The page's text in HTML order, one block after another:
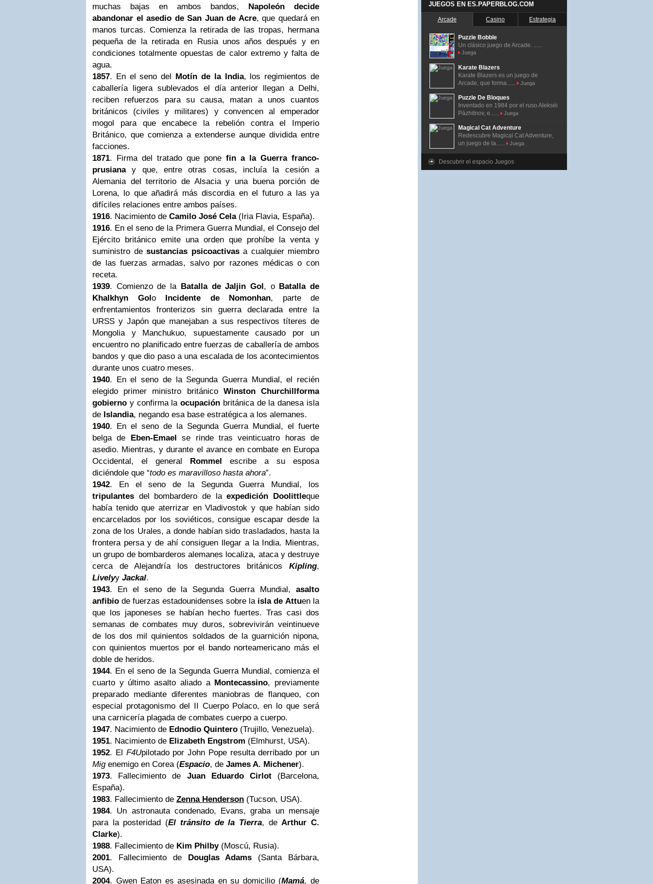
muchas bajas en ambos bandos, Napoleón decide
abandonar el asedio de San Juan de Acre, que quedará en
manos turcas. Comienza la retirada de las tropas, hermana
pequeña de la retirada en Rusia unos años después y en
condiciones totalmente opuestas de calor extremo y falta de
agua.
1857. En el seno del Motín de la India, los regimientos de
caballería ligera sublevados el día anterior llegan a Delhi,
reciben refuerzos para su causa, matan a unos cuantos
británicos (civiles y militares) y convencen al emperador
mogol para que encabece la rebelión contra el Imperio
Británico, que comienza a extenderse aunque dividida entre
facciones.
1871. Firma del tratado que pone fin a la Guerra franco-
prusianay que, entre otras cosas, incluía la cesión a
Alemania del territorio de Alsacia y una buena porción de
Lorena, lo que añadirá más discordia en el futuro a las ya
difíciles relaciones entre ambos países.
1916. Nacimiento de Camilo José Cela(Iria Flavia, España).
1916. En el seno de la Primera Guerra Mundial, el Consejo del
Ejército británico emite una orden que prohíbe la venta y
suministro de sustancias psicoactivasa cualquier miembro
de las fuerzas armadas, salvo por razones médicas o con
receta.
1939. Comienzo de la Batalla de Jaljin Gol, o Batalla de
Khalkhyn Golo Incidente de Nomonhan, parte de
enfrentamientos fronterizos sin guerra declarada entre la
URSS y Japónque manejaban a sus respectivos títeres de
Mongolia y Manchukuo, supuestamente causado por un
encuentro no planificado entre fuerzas de caballería de ambos
bandos y que dio paso a una escalada de los acontecimientos
durante unos cuatro meses.
1940. En el seno de la Segunda Guerra Mundial, el recién
elegido primer ministro británico Winston Churchillforma
gobierno y confirma laocupación británica de la danesa isla
de Islandia, negando esa base estratégica a los alemanes.
1940. En el seno de la Segunda Guerra Mundial, el fuerte
belga de Eben-Emael se rinde tras veinticuatro horas de
asedio. Mientras, y durante el avance en combate en Europa
Occidental, el general Rommel escribe a su esposa
diciéndole que “todo es maravilloso hasta ahora”.
1942. En el seno de la Segunda Guerra Mundial, los
tripulantes del bombardero de laexpedición Doolittleque
había tenido que aterrizar en Vladivostok y que habían sido
encarcelados por los soviéticos, consigue escapar desde la
zona de los Urales, a donde habían sido trasladados, hasta la
frontera persa y de ahí consiguen llegar a la India. Mientras,
un grupo de bombarderos alemanes localiza, ataca y destruye
cerca de Alejandría los destructores británicos Kipling,
Livelyy Jackal.
1943. En el seno de la Segunda Guerra Mundial,asalto
anfibio de fuerzas estadounidenses sobre la isla de Attuen la
que los japoneses se habían hecho fuertes. Tras casi dos
semanas de combates muy duros, sobrevivirán veintinueve
de los dos mil quinientos soldados de la guarnición nipona,
con quinientos muertos por el bando norteamericano más el
doble de heridos.
1944. En el seno de la Segunda Guerra Mundial, comienza el
cuarto y último asalto aliado a Montecassino, previamente
preparado mediante diferentes maniobras de flanqueo, con
especial protagonismo del II Cuerpo Polaco, en lo que será
una carnicería plagada de combates cuerpo a cuerpo.
1947. Nacimiento de Ednodio Quintero (Trujillo, Venezuela).
1951. Nacimiento de Elizabeth Engstrom (Elmhurst, USA).
1952. El F4Upilotado por John Pope resulta derribado por un
Mig enemigo en Corea (Espacio, de James A. Michener).
1973. Fallecimiento de Juan Eduardo Cirlot (Barcelona,
España).
1983. Fallecimiento de Zenna Henderson (Tucson, USA).
1984. Un astronauta condenado, Evans, graba un mensaje
para la posteridad (El tránsito de la Tierra, deArthur C.
Clarke).
1988. Fallecimiento de Kim Philby(Moscú, Rusia).
2001. Fallecimiento de Douglas Adams (Santa Bárbara,
USA).
2004. Gwen Eaton es asesinada en su domicilio (Mamá, de
JUEGOS EN ES.PAPERBLOG.COM
Arcade Casino Estrategia
Puzzle Bobble
Un clásico juego de Arcade. ......
Juega
Karate Blazers
Karate Blazers es un juego de
Arcade, que forma......
Juega
Puzzle De Bloques
Inventado en 1984 por el ruso Alekséi
Pázhitnov, e......
Juega
Magical Cat Adventure
Redescubre Magical Cat Adventure,
un juego de la......
Juega
Descubrir el espacio Juegos